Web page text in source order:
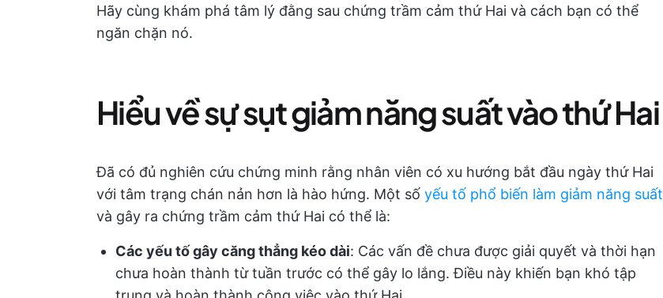
Hãy cùng khám phá tâm lý đằng sau chứng trầm cảm thứ Hai và cách bạn có thể
ngăn chặn nó.
Hiểu về sự sụt giảm năng suất vào thứ Hai
Đã có đủ nghiên cứu chứng minh rằng nhân viên có xu hướng bắt đầu ngày thứ Hai
với tâm trạng chán nản hơn là hào hứng. Một số yếu tố phổ biến làm giảm năng suất
và gây ra chứng trầm cảm thứ Hai có thể là:
Các yếu tố gây căng thẳng kéo dài: Các vấn đề chưa được giải quyết và thời hạn
chưa hoàn thành từ tuần trước có thể gây lo lắng. Điều này khiến bạn khó tập